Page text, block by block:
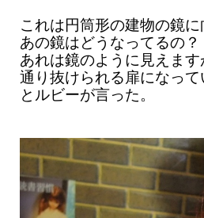
これは円筒形の建物の鏡
あの鏡はどうなってるの？
あれは鏡のように見えます
通り抜けられる扉になって
とルビーが言った。